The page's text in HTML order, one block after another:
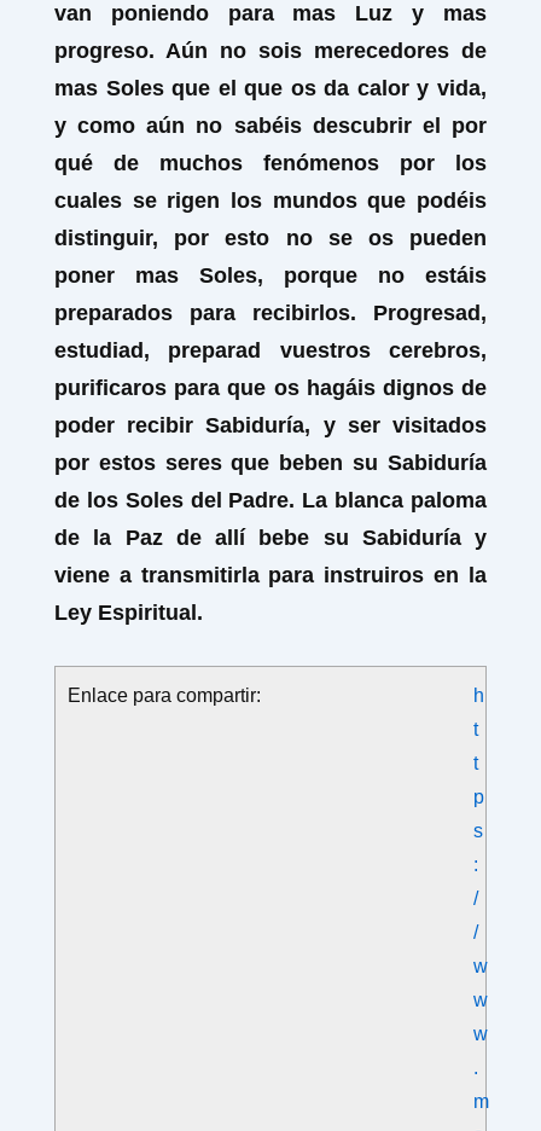
van poniendo para mas Luz y mas
progreso. Aún no sois merecedores de
mas Soles que el que os da calor y vida,
y como aún no sabéis descubrir el por
qué de muchos fenómenos por los
cuales se rigen los mundos que podéis
distinguir, por esto no se os pueden
poner mas Soles, porque no estáis
preparados para recibirlos. Progresad,
estudiad, preparad vuestros cerebros,
purificaros para que os hagáis dignos de
poder recibir Sabiduría, y ser visitados
por estos seres que beben su Sabiduría
de los Soles del Padre. La blanca paloma
de la Paz de allí bebe su Sabiduría y
viene a transmitirla para instruiros en la
Ley Espiritual.
Enlace para compartir:
h
t
t
p
s
:
/
/
w
w
w
.
m